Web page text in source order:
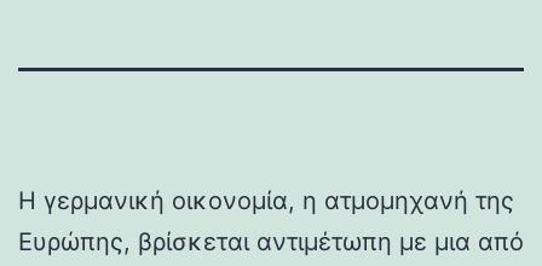
Η γερμανική οικονομία, η ατμομηχανή της
Ευρώπης, βρίσκεται αντιμέτωπη με μια από